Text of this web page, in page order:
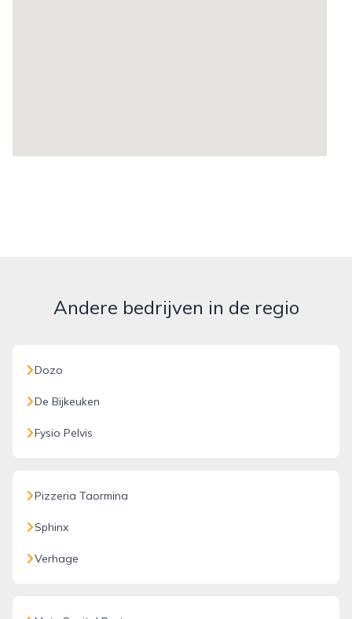
Andere bedrijven in de regio
Dozo
De Bijkeuken
Fysio Pelvis
Pizzeria Taormina
Sphinx
Verhage